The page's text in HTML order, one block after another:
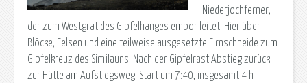
Niederjochferner,
der zum Westgrat des Gipfelhanges empor leitet. Hier über
Blöcke, Felsen und eine teilweise ausgesetzte Firnschneide zum
Gipfelkreuz des Similauns. Nach der Gipfelrast Abstieg zurück
zur Hütte am Aufstiegsweg. Start um 7:40, insgesamt 4 h